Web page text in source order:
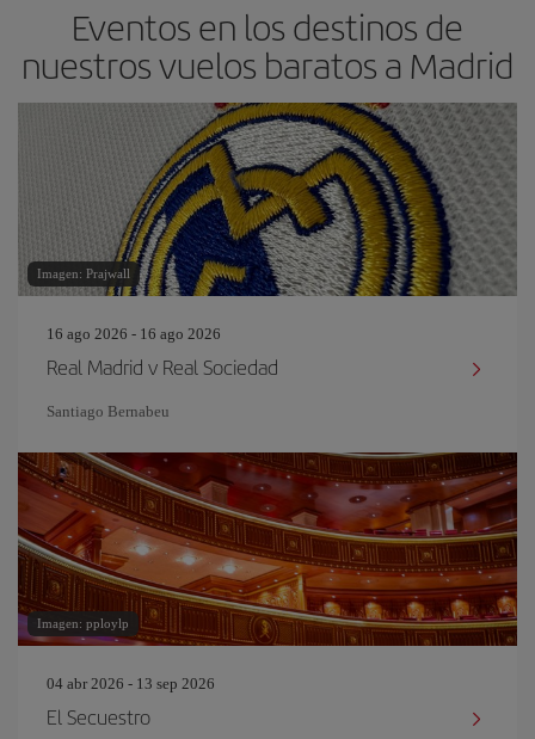
Eventos en los destinos de
nuestros vuelos baratos a Madrid
Imagen: Prajwall
16 ago 2026 - 16 ago 2026
Real Madrid v Real Sociedad
Santiago Bernabeu
Imagen: pploylp
04 abr 2026 - 13 sep 2026
El Secuestro